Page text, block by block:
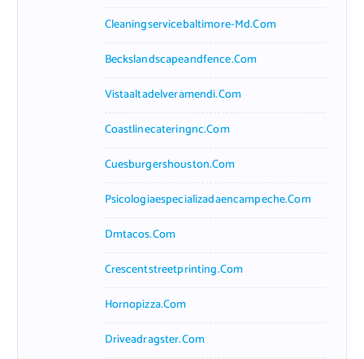
Cleaningservicebaltimore-Md.com
Beckslandscapeandfence.com
Vistaaltadelveramendi.com
Coastlinecateringnc.com
Cuesburgershouston.com
Psicologiaespecializadaencampeche.com
Dmtacos.com
Crescentstreetprinting.com
Hornopizza.com
Driveadragster.com